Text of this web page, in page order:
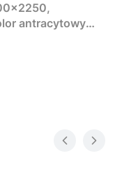
antracytowy